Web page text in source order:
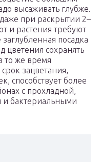
высаживать глубже.
при раскрытии 2–
и растения требуют
посадка
цветения сохранять
то же время
зацветания,
способствует более
с прохладной,
бактериальными